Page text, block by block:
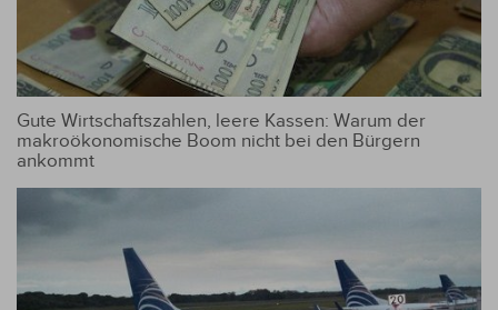
Gute Wirtschaftszahlen, leere Kassen: Warum der
makroökonomische Boom nicht bei den Bürgern
ankommt